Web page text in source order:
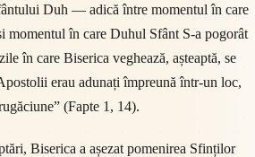
Duh — adică între momentul în care
momentul în care Duhul Sfânt S-a pogorât
în care Biserica veghează, așteaptă, se
erau adunați împreună într-un loc,
(Fapte 1, 14).
Biserica a așezat pomenirea Sfinților